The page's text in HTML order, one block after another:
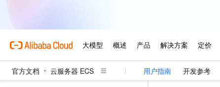
官方文档 云服务器 ECS 用户指南 开发参考